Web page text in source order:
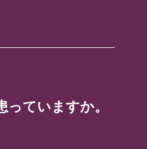
っていますか。